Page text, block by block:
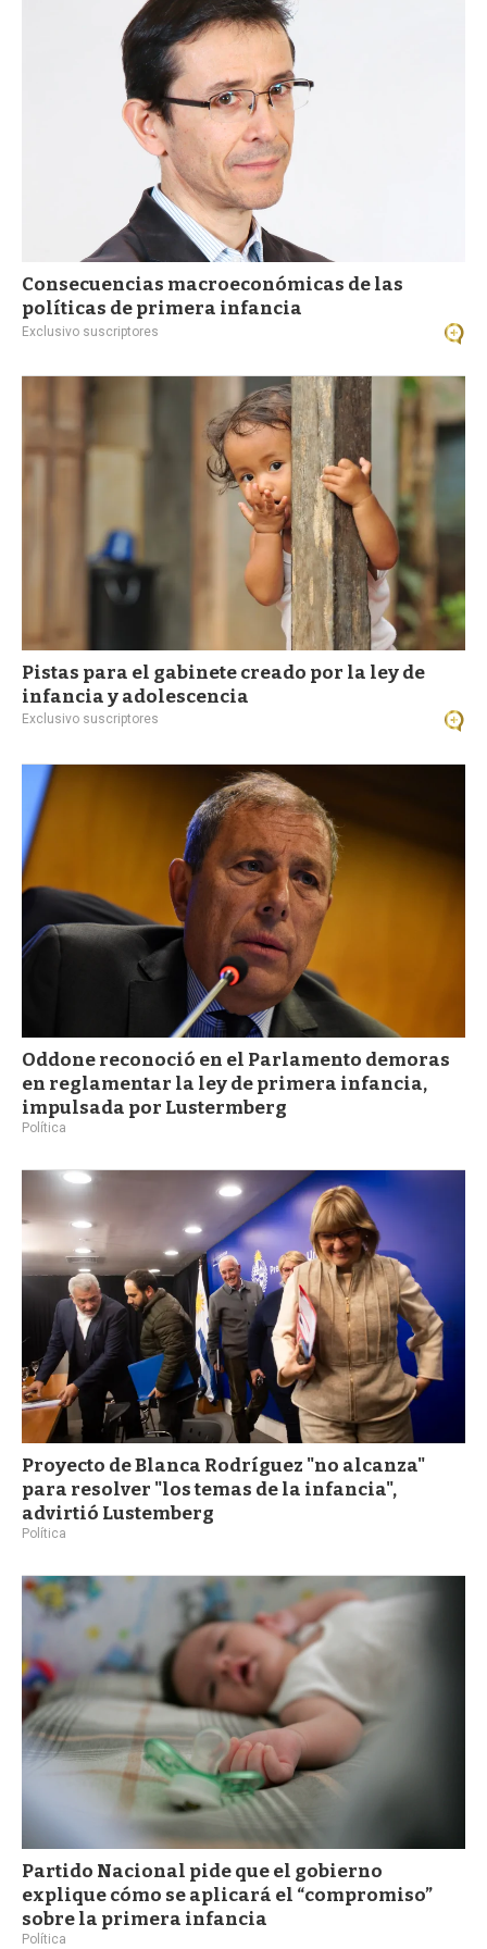
Consecuencias macroeconómicas de las
políticas de primera infancia
Exclusivo suscriptores
Pistas para el gabinete creado por la ley de
infancia y adolescencia
Exclusivo suscriptores
Oddone reconoció en el Parlamento demoras
en reglamentar la ley de primera infancia,
impulsada por Lustermberg
Política
Proyecto de Blanca Rodríguez "no alcanza"
para resolver "los temas de la infancia",
advirtió Lustemberg
Política
Partido Nacional pide que el gobierno
explique cómo se aplicará el “compromiso”
sobre la primera infancia
Política